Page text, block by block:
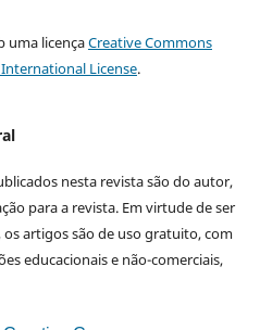
uma licençaCreative Commons
License.
nesta revista são do autor,
para a revista. Em virtude de ser
artigos são de uso gratuito, com
educacionais e não-comerciais,